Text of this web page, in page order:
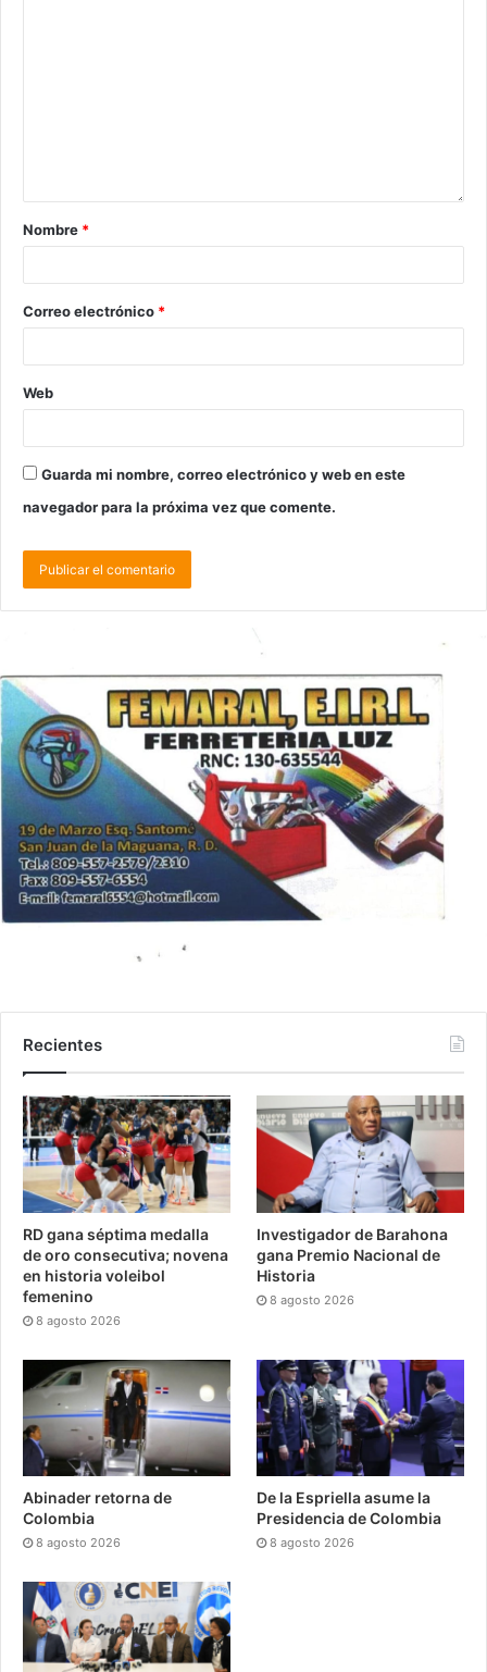
Nombre *
Correo electrónico *
Web
Guarda mi nombre, correo electrónico y web en este
navegador para la próxima vez que comente.
Recientes
RD gana séptima medalla
de oro consecutiva; novena
en historia voleibol
femenino
8 agosto 2026
Investigador de Barahona
gana Premio Nacional de
Historia
8 agosto 2026
Abinader retorna de
Colombia
8 agosto 2026
De la Espriella asume la
Presidencia de Colombia
8 agosto 2026